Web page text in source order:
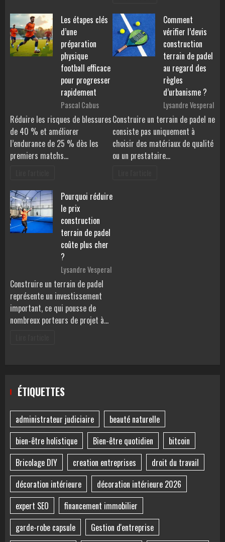
Les étapes clés
d’une
préparation
physique
football efficace
pour progresser
rapidement
Pascal Cabus
Réduire les risques de blessures
de 40 % et améliorer
l’endurance de 25 % dès les
premiers matchs…
Comment
vérifier l’devis
construction
terrain de padel
au regard des
règles
d’urbanisme ?
Lysandre Vesperal
Construire un terrain de padel ne
consiste pas uniquement à
choisir des matériaux de qualité
ou un prestataire…
Pourquoi réduire
le prix
construction
terrain de padel
coûte plus cher
?
Lysandre Vesperal
Construire un terrain de padel
représente un investissement
important, ce qui pousse de
nombreux porteurs de projet à…
ÉTIQUETTES
administrateur judiciaire
beauté naturelle
bien-être holistique
Bien-être quotidien
bitcoin
Bricolage DIY
creation entreprises
droit du travail
décoration intérieure
décoration intérieure 2026
expert SEO
financement immobilier
garde-robe capsule
Gestion d'entreprise